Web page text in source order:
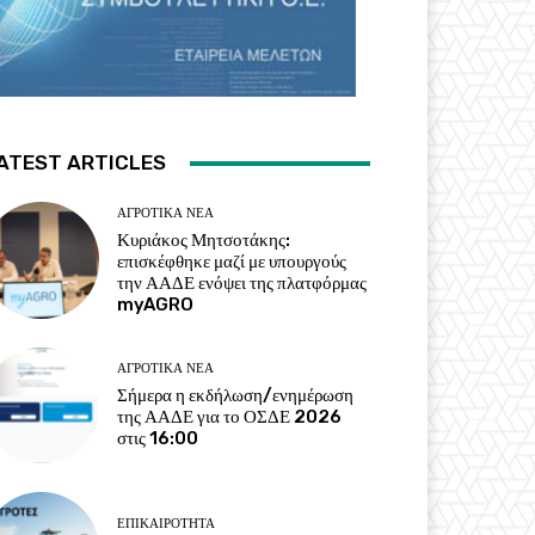
ARTICLES
ΑΓΡΟΤΙΚΆ ΝΈΑ
Κυριάκος Μητσοτάκης:
επισκέφθηκε μαζί με υπουργούς
την ΑΑΔΕ ενόψει της πλατφόρμας
myAGRO
ΑΓΡΟΤΙΚΆ ΝΈΑ
Σήμερα η εκδήλωση/ενημέρωση
της ΑΑΔΕ για το ΟΣΔΕ 2026
στις 16:00
ΕΠΙΚΑΙΡΌΤΗΤΑ